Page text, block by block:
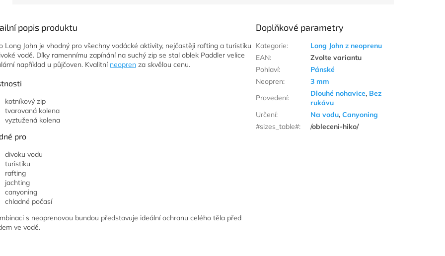
popis produktu
Long John je vhodný pro všechny vodácké aktivity, nejčastěji rafting a turistiku
vodě. Díky ramennímu zapínání na suchý zip se stal oblek Paddler velice
například u půjčoven. Kvalitní neopren za skvělou cenu.
kotníkový zip
tvarovaná kolena
vyztužená kolena
pro
divoku vodu
turistiku
rafting
jachting
canyoning
chladné počasí
s neoprenovou bundou představuje ideální ochranu celého těla před
ve vodě.
Doplňkové parametry
Kategorie:
Long John z neoprenu
EAN:
Zvolte variantu
Pohlaví:
Pánské
Neopren:
3 mm
Provedení: Dlouhé nohavice, Bez
rukávu
Určení: Na vodu,Canyoning
#sizes_table#: /obleceni-hiko/